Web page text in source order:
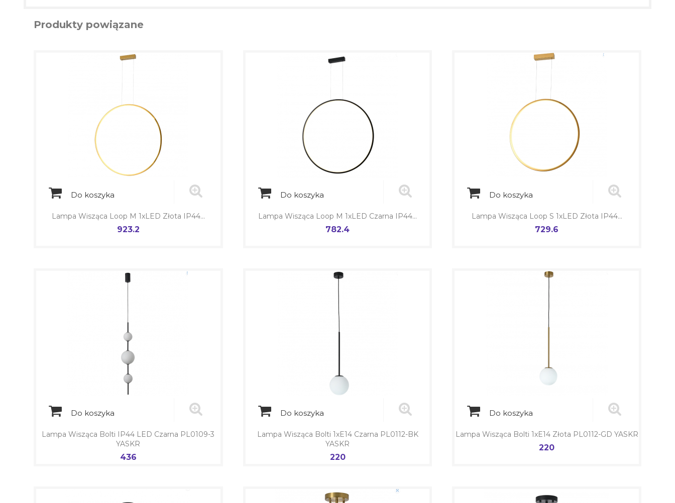
Produkty powiązane
Do koszyka
Lampa Wisząca Loop M 1xLED Złota IP44...
Cena
923.2
Do koszyka
Lampa Wisząca Loop M 1xLED Czarna IP44...
Cena
782.4
Do koszyka
Lampa Wisząca Loop S 1xLED Złota IP44...
Cena
729.6
Do koszyka
Lampa Wisząca Bolti IP44 LED Czarna PL0109-3
YASKR
Cena
436
Do koszyka
Lampa Wisząca Bolti 1xE14 Czarna PL0112-BK
YASKR
Cena
220
Do koszyka
Lampa Wisząca Bolti 1xE14 Złota PL0112-GD YASKR
Cena
220